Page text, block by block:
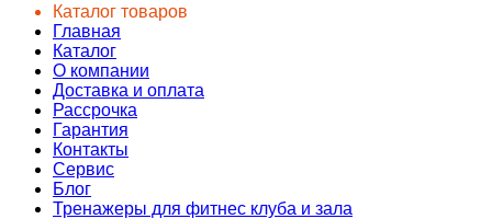
Каталог товаров
Главная
Каталог
О компании
Доставка и оплата
Рассрочка
Гарантия
Контакты
Сервис
Блог
Тренажеры для фитнес клуба и зала